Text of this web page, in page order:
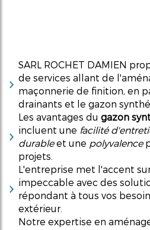
SARL ROCHET DAMIEN
de services allant de
maçonnerie de finition, en
drainants et le gazon
Les avantages du gazon
incluent une facilité
durableet une polyvalence
projets.
L'entreprise met l'accent
impeccable avec des
répondant à tous vos
extérieur.
Notre expertise en